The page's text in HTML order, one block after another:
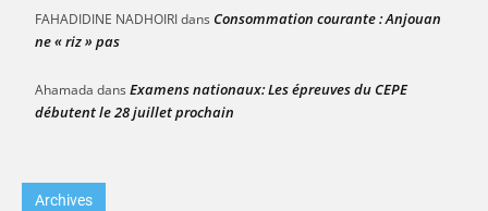
FAHADIDINE NADHOIRIdans Consommation courante : Anjouan
ne « riz » pas
Ahamada dans Examens nationaux: Les épreuves du CEPE
débutent le 28 juillet prochain
Archives